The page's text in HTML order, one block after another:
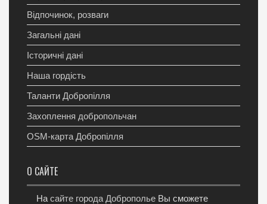
Відпочинок, розваги
Загальні дані
Історичні дані
Наша гордість
Таланти Добропілля
Захоплення добропольчан
OSM-карта Добропілля
О САЙТЕ
На сайте города Доброполье Вы сможете